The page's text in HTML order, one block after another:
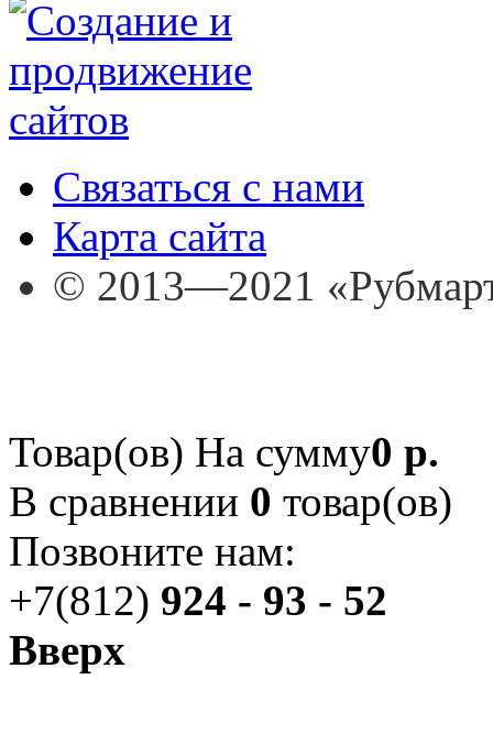
Связаться с нами
Карта сайта
© 2013—2021
Товар(ов) На сумму0 р.
В сравнении 0 товар(ов)
Позвоните нам:
+7(812) 924 - 93 - 52
Вверх